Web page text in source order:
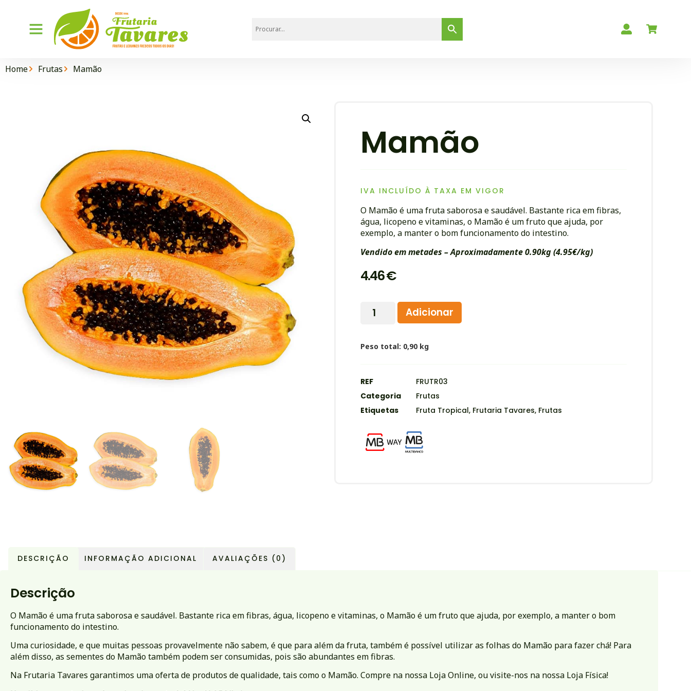
Home Frutas Mamão
Mamão
IVA INCLUÍDO À TAXA EM VIGOR
O Mamão é uma fruta saborosa e saudável. Bastante rica em fibras,
água, licopeno e vitaminas, o Mamão é um fruto que ajuda, por
exemplo, a manter o bom funcionamento do intestino.
Vendido em metades – Aproximadamente 0.90kg (4.95€/kg)
4.46€
Adicionar
Peso total: 0,90 kg
REF
FRUTR03
Categoria
Frutas
Etiquetas
Fruta Tropical, Frutaria Tavares, Frutas
DESCRIÇÃO INFORMAÇÃO ADICIONAL AVALIAÇÕES (0)
Descrição
O Mamão é uma fruta saborosa e saudável. Bastante rica em fibras, água, licopeno e vitaminas, o Mamão é um fruto que ajuda, por exemplo, a manter o bom
funcionamento do intestino.
Uma curiosidade, e que muitas pessoas provavelmente não sabem, é que para além da fruta, também é possível utilizar as folhas do Mamão para fazer chá! Para
além disso, as sementes do Mamão também podem ser consumidas, pois são abundantes em fibras.
Na Frutaria Tavares garantimos uma oferta de produtos de qualidade, tais como o Mamão. Compre na nossa Loja Online, ou visite-nos na nossa Loja Física!